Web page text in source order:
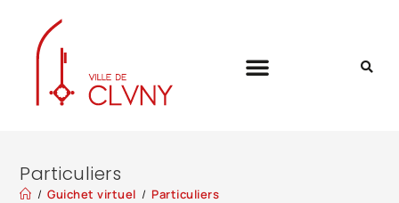
Particuliers
/ Guichet virtuel / Particuliers